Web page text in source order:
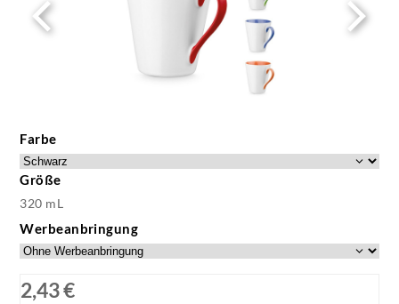
Farbe
Größe
320 mL
Werbeanbringung
2,43 €